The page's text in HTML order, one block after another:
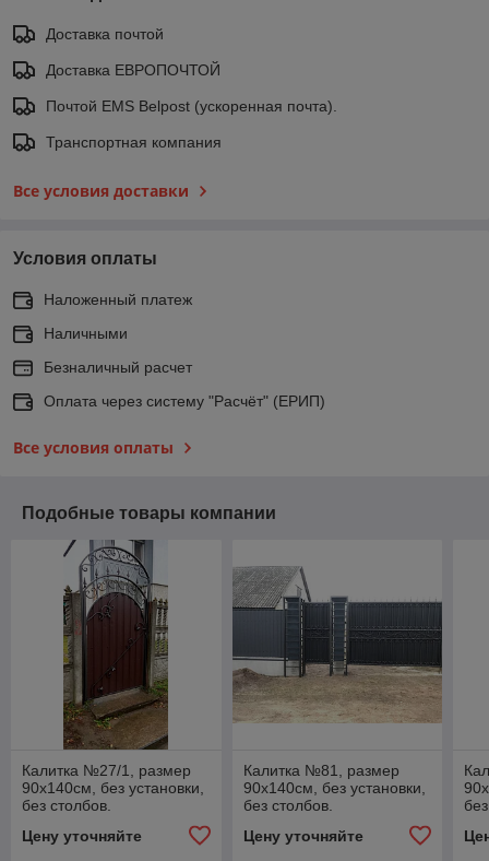
Доставка почтой
Доставка ЕВРОПОЧТОЙ
Почтой EMS Belpost (ускоренная почта).
Транспортная компания
Все условия доставки
Условия оплаты
Наложенный платеж
Наличными
Безналичный расчет
Оплата через систему "Расчёт" (ЕРИП)
Все условия оплаты
Подобные товары компании
Калитка №27/1, размер
90х140см, без установки,
без столбов.
Цену уточняйте
Калитка №81, размер
90х140см, без установки,
без столбов.
Цену уточняйте